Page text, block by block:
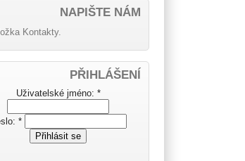
NAPIŠTE NÁM
Kontakty.
PŘIHLÁŠENÍ
Uživatelské jméno: *
*